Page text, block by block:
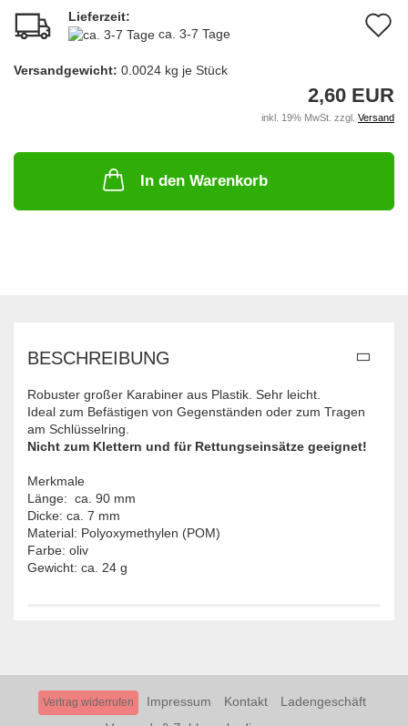
Lieferzeit:
ca. 3-7 Tage
Versandgewicht: 0.0024 kg je Stück
2,60 EUR
inkl. 19% MwSt. zzgl. Versand
In den Warenkorb
BESCHREIBUNG
Robuster großer Karabiner aus Plastik. Sehr leicht.
Ideal zum Befästigen von Gegenständen oder zum Tragen
am Schlüsselring.
Nicht zum Klettern und für Rettungseinsätze geeignet!
Merkmale
Länge: ca. 90 mm
Dicke: ca. 7 mm
Material: Polyoxymethylen (POM)
Farbe: oliv
Gewicht: ca. 24 g
Vertrag widerrufen Impressum Kontakt
Ladengeschäft